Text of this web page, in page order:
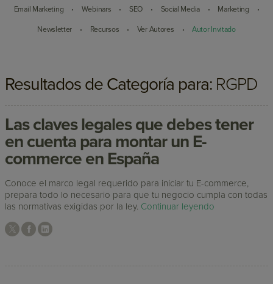
Email Marketing • Webinars • SEO • Social Media • Marketing •
Newsletter • Recursos • Ver Autores • Autor Invitado
Resultados de Categoría para: RGPD
Las claves legales que debes tener
en cuenta para montar un E-
commerce en España
Conoce el marco legal requerido para iniciar tu E-commerce,
prepara todo lo necesario para que tu negocio cumpla con todas
las normativas exigidas por la ley. Continuar leyendo